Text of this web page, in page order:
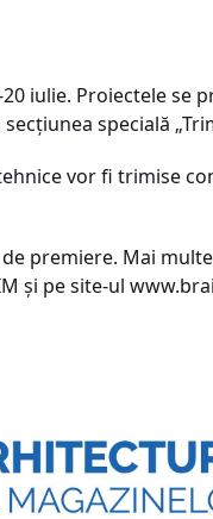
iulie. Proiectele se
specială
vor fi trimise
premiere. Mai
și pe site-ul